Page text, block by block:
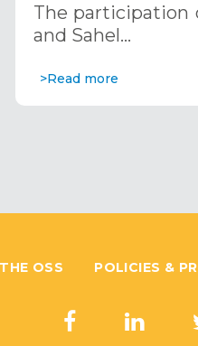
Riyadh, Saudi
The participation
and Sahel…
>Read more
OSS POLICIES &